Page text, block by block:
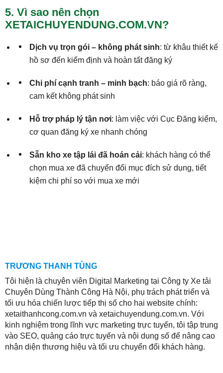
5. Vì sao nên chọn
XETAICHUYENDUNG.COM.VN?
Dịch vụ trọn gói – không phát sinh: từ khâu thiết kế
hồ sơ đến kiểm định và hoàn tất đăng ký
Chi phí cạnh tranh – minh bạch: báo giá rõ ràng,
cam kết không phát sinh
Hỗ trợ pháp lý tận nơi: làm việc với Cục Đăng kiểm,
cơ quan đăng ký xe nhanh chóng
Sẵn kho xe tập lái đã hoán cải: khách hàng có thể
chọn mua xe đã chuyển đổi mục đích sử dụng, tiết
kiệm chi phí so với mua xe mới
TRƯƠNG THANH TÙNG
Tôi hiện là chuyên viên Digital Marketing tại Công ty Xe tải
Chuyên Dùng Thành Công Hà Nội, phụ trách phát triển và
tối ưu hóa chiến lược tiếp thị số cho hai website chính:
xetaithanhcong.com.vn và xetaichuyendung.com.vn. Với
kinh nghiệm trong lĩnh vực marketing trực tuyến, tôi tập trung
vào SEO, quảng cáo trực tuyến và nội dung số để nâng cao
nhận diện thương hiệu và tối ưu chuyển đổi khách hàng.